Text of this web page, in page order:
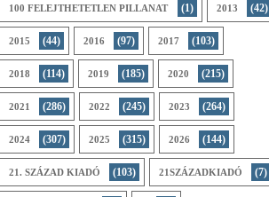
100 FELEJTHETETLEN PILLANAT (1) 2013 (42)
2015 (44) 2016 (97) 2017 (103)
2018 (114) 2019 (185) 2020 (215)
2021 (286) 2022 (245) 2023 (264)
2024 (307) 2025 (315) 2026 (144)
21. SZÁZAD KIADÓ (103) 21SZÁZADKIADÓ (7)